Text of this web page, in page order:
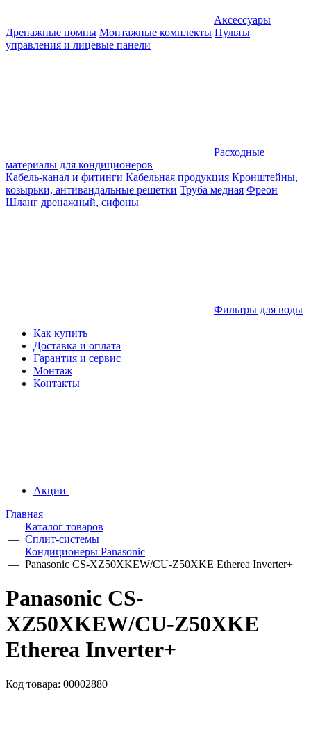
Аксессуары
Дренажные помпы Монтажные комплекты Пульты
управления и лицевые панели
Расходные
материалы для кондиционеров
Кабель-канал и фитинги Кабельная продукция Кронштейны,
козырьки, антивандальные решетки Труба медная Фреон
Шланг дренажный, сифоны
Фильтры для воды
Как купить
Доставка и оплата
Гарантия и сервис
Монтаж
Контакты
Акции
Главная
— Каталог товаров
— Сплит-системы
— Кондиционеры Panasonic
— Panasonic CS-XZ50XKEW/CU-Z50XKE Etherea Inverter+
Panasonic CS-
XZ50XKEW/CU-Z50XKE
Etherea Inverter+
Код товара: 00002880